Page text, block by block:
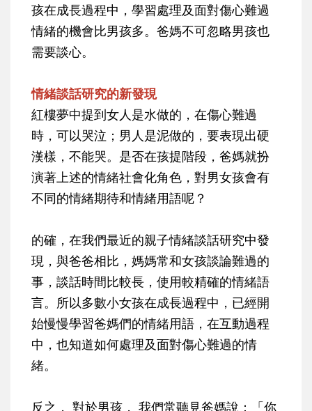
孩在成長過程中，學習處理及面對傷心難過
情緒的機會比男孩多。爸媽不可忽略男孩也
需要談心。
情緒談話研究的新發現
紅樓夢中提到女人是水做的，在傷心難過
時，可以哭泣；男人是泥做的，要表現出硬
漢樣，不能哭。是否在孩提階段，爸媽就扮
演著上述的情緒社會化角色，對男女孩會有
不同的情緒期待和情緒用語呢？
的確，在我們最近的親子情緒談話研究中發
現，與爸爸相比，媽媽常和女孩談論難過的
事，談話時間比較長，使用較精確的情緒語
言。所以多數小女孩在成長過程中，已經開
始慢慢學習爸媽們的情緒用語，在互動過程
中，也知道如何處理及面對傷心難過的情
緒。
反之， 對於男孩， 我們常聽見爸媽說：「你